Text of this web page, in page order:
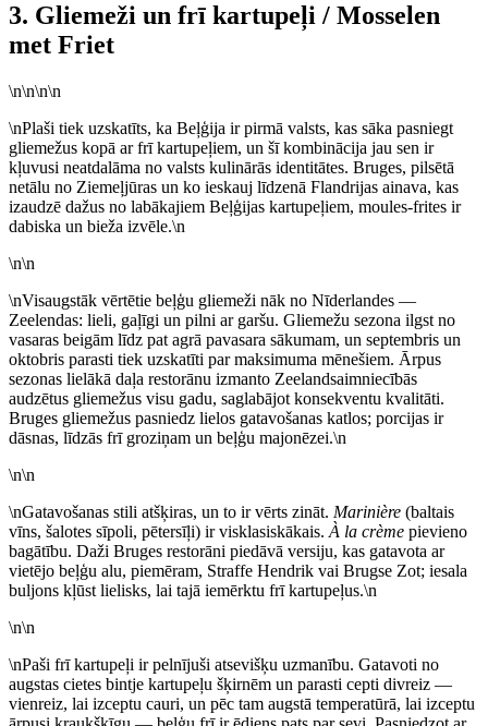
3. Gliemeži un frī kartupeļi / Mosselen
met Friet
\n\n\n\n
\nPlaši tiek uzskatīts, ka Beļģija ir pirmā valsts, kas sāka pasniegt
gliemežus kopā ar frī kartupeļiem, un šī kombinācija jau sen ir
kļuvusi neatdalāma no valsts kulinārās identitātes. Bruges, pilsētā
netālu no Ziemeļjūras un ko ieskauj līdzenā Flandrijas ainava, kas
izaudzē dažus no labākajiem Beļģijas kartupeļiem, moules-frites ir
dabiska un bieža izvēle.\n
\n\n
\nVisaugstāk vērtētie beļģu gliemeži nāk no Nīderlandes —
Zeelendas: lieli, gaļīgi un pilni ar garšu. Gliemežu sezona ilgst no
vasaras beigām līdz pat agrā pavasara sākumam, un septembris un
oktobris parasti tiek uzskatīti par maksimuma mēnešiem. Ārpus
sezonas lielākā daļa restorānu izmanto Zeelandsaimniecībās
audzētus gliemežus visu gadu, saglabājot konsekventu kvalitāti.
Bruges gliemežus pasniedz lielos gatavošanas katlos; porcijas ir
dāsnas, līdzās frī groziņam un beļģu majonēzei.\n
\n\n
\nGatavošanas stili atšķiras, un to ir vērts zināt. Marinière (baltais
vīns, šalotes sīpoli, pētersīļi) ir visklasiskākais. À la crème pievieno
bagātību. Daži Bruges restorāni piedāvā versiju, kas gatavota ar
vietējo beļģu alu, piemēram, Straffe Hendrik vai Brugse Zot; iesala
buljons kļūst lielisks, lai tajā iemērktu frī kartupeļus.\n
\n\n
\nPaši frī kartupeļi ir pelnījuši atsevišķu uzmanību. Gatavoti no
augstas cietes bintje kartupeļu šķirnēm un parasti cepti divreiz —
vienreiz, lai izceptu cauri, un pēc tam augstā temperatūrā, lai izceptu